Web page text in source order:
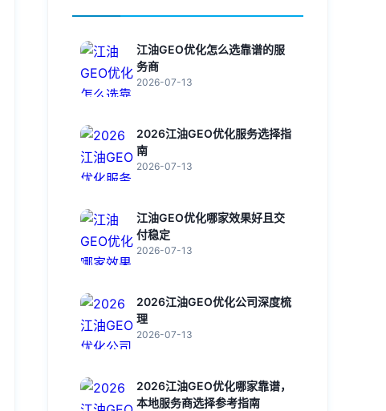
江油GEO优化怎么选靠谱的服
务商
2026-07-13
2026江油GEO优化服务选择指
南
2026-07-13
江油GEO优化哪家效果好且交
付稳定
2026-07-13
2026江油GEO优化公司深度梳
理
2026-07-13
2026江油GEO优化哪家靠谱，
本地服务商选择参考指南